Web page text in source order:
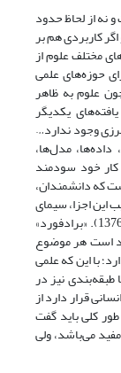
نه از لحاظ حدود
کاربردی هم بر
مختلف علوم از
حوزه‌های علمی
علوم به ظاهر
یکدیگر
وجود ندارد…
مدل‌ها،
کار خود سودمند
که دانشمندان،
این اجزا، سیمای
کلی علم در هر دورة تاریخی ترسیم می‌شود (حری، 1376). «برادفورد»
معتقد است هر موضوع
با این که علمی
نیز در
قرار دارد از
کلی باید گفت
می‌باشد، ولی